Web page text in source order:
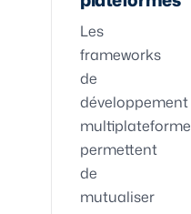
Les
frameworks
de
développement
multiplateforme
permettent
de
mutualiser